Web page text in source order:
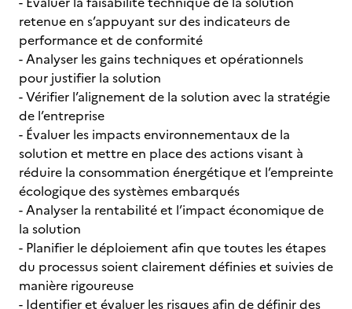
retenue en s’appuyant sur des indicateurs de
performance et de conformité
- Analyser les gains techniques et opérationnels
pour justifier la solution
- Vérifier l’alignement de la solution avec la stratégie
de l’entreprise
- Évaluer les impacts environnementaux de la
solution et mettre en place des actions visant à
réduire la consommation énergétique et l’empreinte
écologique des systèmes embarqués
- Analyser la rentabilité et l’impact économique de
la solution
- Planifier le déploiement afin que toutes les étapes
du processus soient clairement définies et suivies de
manière rigoureuse
- Identifier et évaluer les risques afin de définir des